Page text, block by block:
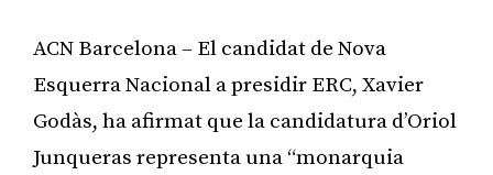
ACN Barcelona – El candidat de Nova
Esquerra Nacional a presidir ERC, Xavier
Godàs, ha afirmat que la candidatura d’Oriol
Junqueras representa una “monarquia